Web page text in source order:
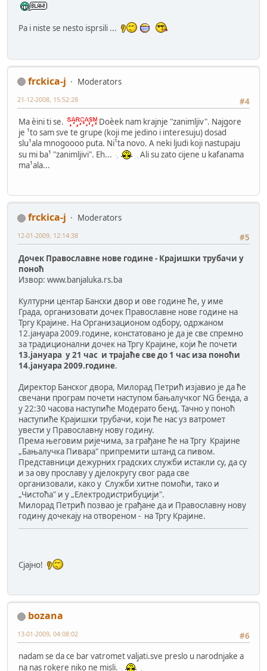
Pa i niste se nesto isprsili ...
frckica-j
Moderators
#4
21-12-2008, 15:52:28
Ma èini ti se.
Doèek nam krajnje "zanimljiv". Najgore
je ¹to sam sve te grupe (koji me jedino i interesuju) dosad
slu¹ala mnogoooo puta. Ni¹ta novo. A neki ljudi koji nastupaju
su mi ba¹ "zanimljivi". Eh...
Ali su zato cijene u kafanama
ma¹ala...
frckica-j
Moderators
#5
12-01-2009, 12:14:38
Дочек Православне нове године - Крајишки трубачи у
поноћ
Извор: www.banjaluka.rs.ba
Културни центар Бански двор и ове године ће, у име
Града, организовати дочек Православне нове године на
Тргу Крајине. На Организационом одбору, одржаном
12.јануара 2009.године, констатовано је да је све спремно
за традиционални дочек на Тргу Крајине, који ће почети
13.јануара у 21 час и трајаће све до 1 час иза поноћи
14.јануара 2009.године.
Директор Банског двора, Милорад Петрић изјавио је да ће
свечани програм почети наступом бањалучког NG бенда, а
у 22:30 часова наступиће Модерато бенд. Тачно у поноћ
наступиће Крајишки трубачи, који ће нас уз ватромет
увести у Православну нову годину.
Према његовим ријечима, за грађане ће на Тргу Крајине
„Бањалучка Пивара" припремити штанд са пивом.
Представници дежурних градских служби истакли су, да су
и за ову прославу у дјелокругу свог рада све
организовали, како у Служби хитне помоћи, тако и
„Чистоћа" и у „Електродистрибуцији".
Милорад Петрић позвао је грађане да и Православну нову
годину дочекају на отвореном - на Тргу Крајине.
Сјајно!
bozana
#6
13-01-2009, 04:08:02
nadam se da ce bar vatromet valjati.sve preslo u narodnjake a
na nas rokere niko ne misli.